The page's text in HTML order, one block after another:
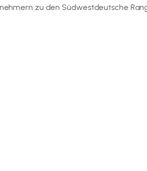
zu den Südwestdeutsche